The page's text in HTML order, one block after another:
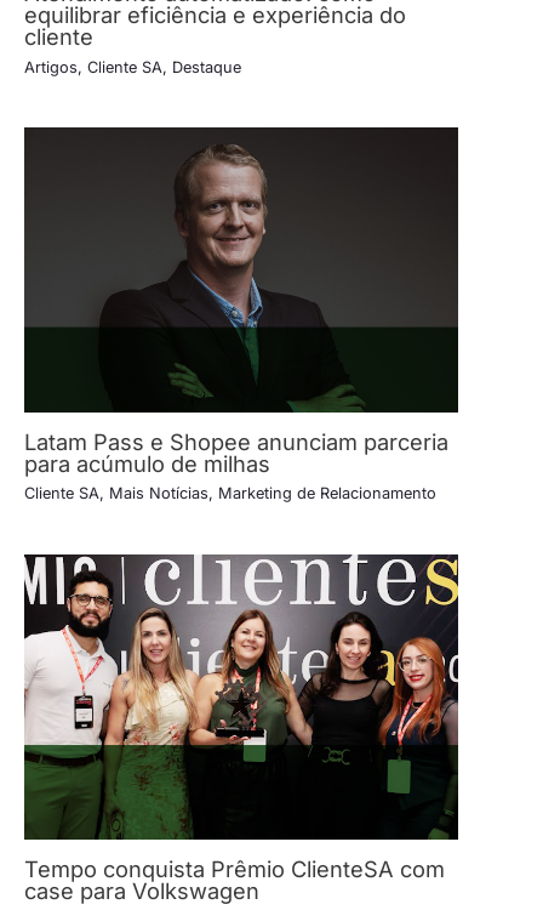
equilibrar eficiência e experiência do
cliente
Artigos, Cliente SA, Destaque
Latam Pass e Shopee anunciam parceria
para acúmulo de milhas
Cliente SA, Mais Notícias, Marketing de Relacionamento
Tempo conquista Prêmio ClienteSA com
case para Volkswagen